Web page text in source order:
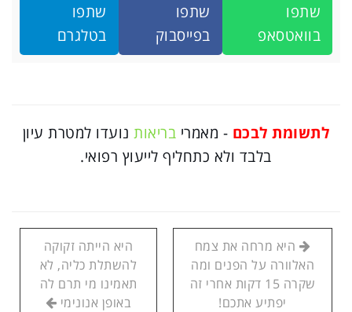
שתפו
בוואטסאפ
שתפו
בפייסבוק
שתפו
בטלגרם
לתשומת לבכם - מאמרי בריאותנועדו למטרת עיון
בלבד ולא כתחליף לייעוץ רפואי.
היא מרחה את צמח
האלוורה על הפנים ומה
שקרה 15 דקות אחרי זה
יפתיע אתכם!
היא הייתה זקוקה
להשתלת כליה, לא
תאמינו מי תרם לה
באופן אנונימי